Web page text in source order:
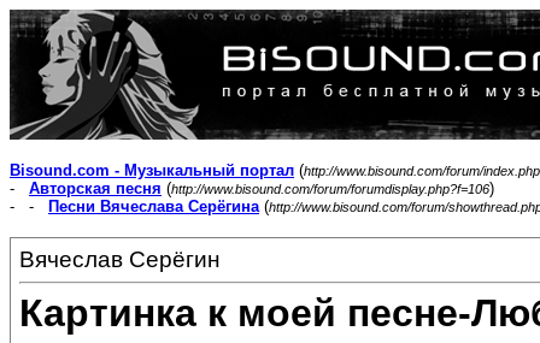
Bisound.com - Музыкальный портал (http://www.bisound.com/forum/index.php
- Авторская песня (http://www.bisound.com/forum/forumdisplay.php?f=106)
- -
Песни Вячеслава Серёгина(http://www.bisound.com/forum/
Вячеслав Серёгин
Картинка к моей песне-